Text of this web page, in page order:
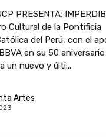
PRESENTA:
Cultural de la Pontificia
del Perú, con el
en su 50
un nuevo y últi...
Artes